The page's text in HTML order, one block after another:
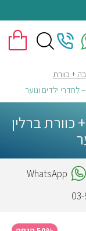
+ כוורת
שולחן כתיבה אופיר רוחב 140 + כוורת ברלין
WhatsApp